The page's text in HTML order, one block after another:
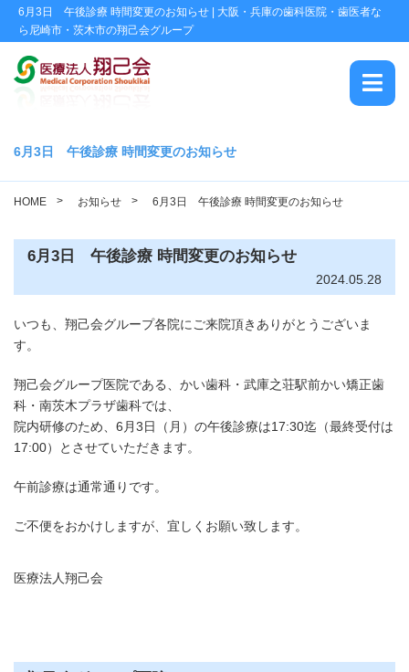
6月3日 午後診療 時間変更のお知らせ | 大阪・兵庫の歯科医院・歯医者な
ら尼崎市・茨木市の翔己会グループ
HOME
翔己会について
かい歯科 TEL
かい矯正歯科 TEL
南茨木プラザ歯科 TEL
6月3日 午後診療 時間変更のお知らせ
HOME お知らせ 6月3日 午後診療 時間変更のお知らせ
6月3日 午後診療 時間変更のお知らせ
2024.05.28
いつも、翔己会グループ各院にご来院頂きありがとうございま
す。
翔己会グループ医院である、かい歯科・武庫之荘駅前かい矯正歯
科・南茨木プラザ歯科では、
院内研修のため、6月3日（月）の午後診療は17:30迄（最終受付は
17:00）とさせていただきます。
午前診療は通常通りです。
ご不便をおかけしますが、宜しくお願い致します。
医療法人翔己会